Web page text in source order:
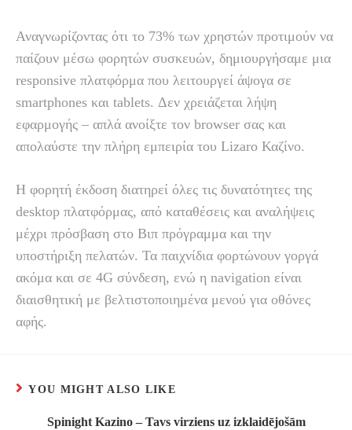
Αναγνωρίζοντας ότι το 73% των χρηστών προτιμούν να
παίζουν μέσω φορητών συσκευών, δημιουργήσαμε μια
responsive πλατφόρμα που λειτουργεί άψογα σε
smartphones και tablets. Δεν χρειάζεται λήψη
εφαρμογής – απλά ανοίξτε τον browser σας και
απολαύστε την πλήρη εμπειρία του Lizaro Καζίνο.
Η φορητή έκδοση διατηρεί όλες τις δυνατότητες της
desktop πλατφόρμας, από καταθέσεις και αναλήψεις
μέχρι πρόσβαση στο Βιπ πρόγραμμα και την
υποστήριξη πελατών. Τα παιχνίδια φορτώνουν γοργά
ακόμα και σε 4G σύνδεση, ενώ η navigation είναι
διαισθητική με βελτιστοποιημένα μενού για οθόνες
αφής.
YOU MIGHT ALSO LIKE
Spinight Kazino – Tavs virziens uz izklaidējošām